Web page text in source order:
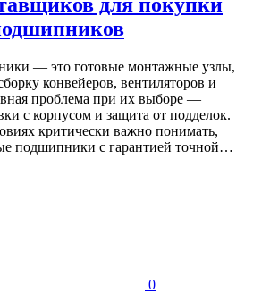
— это готовые монтажные узлы,
конвейеров, вентиляторов и
проблема при их выборе —
с корпусом и защита от подделок.
критически важно понимать,
подшипники с гарантией точной…
0